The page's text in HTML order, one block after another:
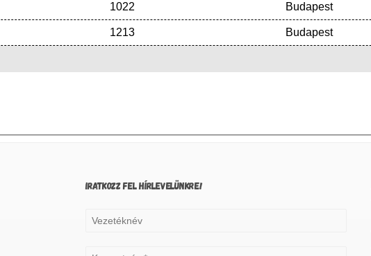
1022 Budapest
1213 Budapest
IRATKOZZ FEL HÍRLEVELÜNKRE!